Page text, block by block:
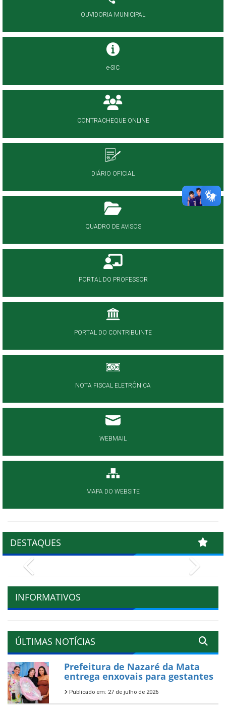
OUVIDORIA MUNICIPAL
e-SIC
CONTRACHEQUE ONLINE
DIÁRIO OFICIAL
QUADRO DE AVISOS
PORTAL DO PROFESSOR
PORTAL DO CONTRIBUINTE
NOTA FISCAL ELETRÔNICA
WEBMAIL
MAPA DO WEBSITE
DESTAQUES
INFORMATIVOS
ÚLTIMAS NOTÍCIAS
Prefeitura de Nazaré da Mata
entrega enxovais para gestantes
Publicado em: 27 de julho de 2026